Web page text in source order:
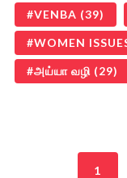
VENBA (39)
WOMEN
அய்யா வழி (29)
1